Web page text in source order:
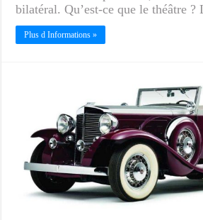
bilatéral. Qu’est-ce que le théâtre
Plus d Informations »